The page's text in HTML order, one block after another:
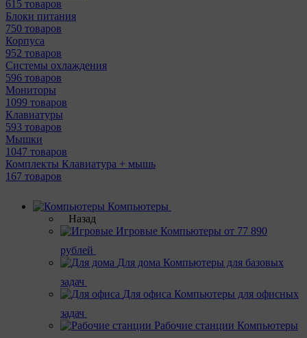
615 товаров
Блоки питания
750 товаров
Корпуса
952 товаров
Системы охлаждения
596 товаров
Мониторы
1099 товаров
Клавиатуры
593 товаров
Мышки
1047 товаров
Комплекты Клавиатура + мышь
167 товаров
Компьютеры
Назад
Игровые Компьютеры от 77 890
рублей
Для дома Компьютеры для базовых
задач
Для офиса Компьютеры для офисных
задач
Рабочие станции Компьютеры